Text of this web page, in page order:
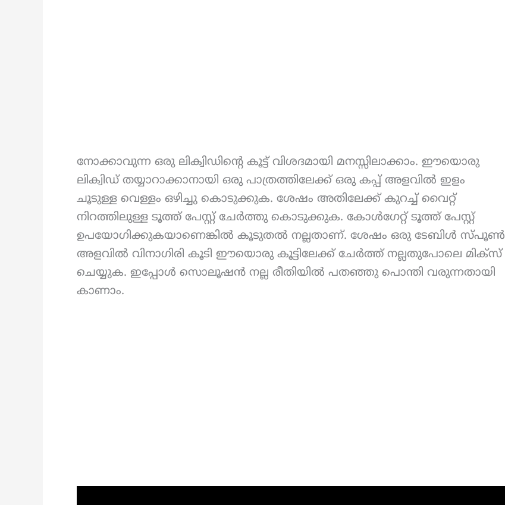
നോക്കാവുന്ന ഒരു ലിക്വിഡിന്റെ കൂട്ട് വിശദമായി മനസ്സിലാക്കാം. ഈയൊരു
ലിക്വിഡ് തയ്യാറാക്കാനായി ഒരു പാത്രത്തിലേക്ക് ഒരു കപ്പ് അളവിൽ ഇളം
ചൂടുള്ള വെള്ളം ഒഴിച്ചു കൊടുക്കുക. ശേഷം അതിലേക്ക് കുറച്ച് വൈറ്റ്
നിറത്തിലുള്ള ടൂത്ത് പേസ്റ്റ് ചേർത്തു കൊടുക്കുക. കോൾഗേറ്റ് ടൂത്ത് പേസ്റ്റ്
ഉപയോഗിക്കുകയാണെങ്കിൽ കൂടുതൽ നല്ലതാണ്. ശേഷം ഒരു ടേബിൾ സ്പൂൺ
അളവിൽ വിനാഗിരി കൂടി ഈയൊരു കൂട്ടിലേക്ക് ചേർത്ത് നല്ലതുപോലെ മിക്സ്
ചെയ്യുക. ഇപ്പോൾ സൊലൂഷൻ നല്ല രീതിയിൽ പതഞ്ഞു പൊന്തി വരുന്നതായി
കാണാം.